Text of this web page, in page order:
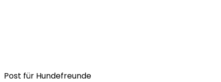
Post für Hundefreunde